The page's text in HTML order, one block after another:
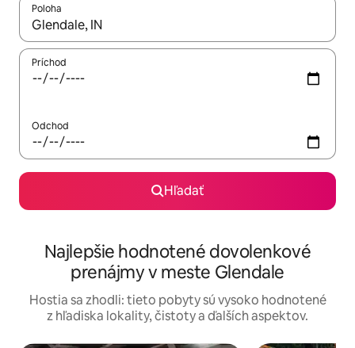
Poloha
Keď budú výsledky k dispozícii, môžete si ich prechádzať
Príchod
Odchod
Hľadať
Najlepšie hodnotené dovolenkové
prenájmy v meste Glendale
Hostia sa zhodli: tieto pobyty sú vysoko hodnotené
z hľadiska lokality, čistoty a ďalších aspektov.